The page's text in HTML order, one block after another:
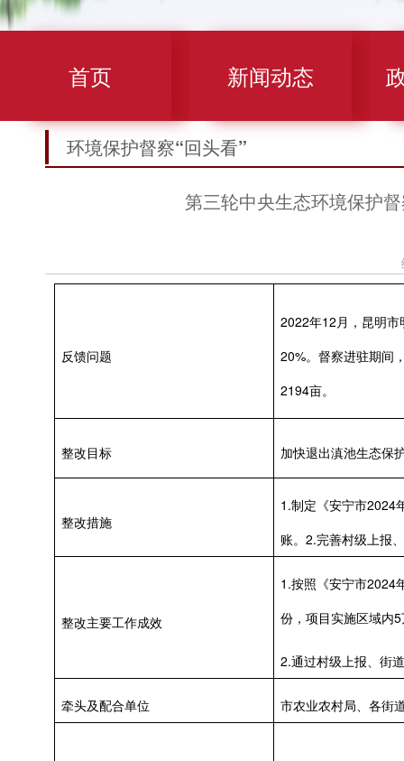
首页 新闻动态
环境保护督察“回头看”
第三轮中央生态环境保护
反馈问题
2022年12月，昆明
20%。督察进驻期间
2194亩。
整改目标 加快退出滇池生态保
整改措施
1.制定《安宁市2024
账。2.完善村级上报
整改主要工作成效
1.按照《安宁市2024
份，项目实施区域内
2.通过村级上报、街
牵头及配合单位 市农业农村局、各街